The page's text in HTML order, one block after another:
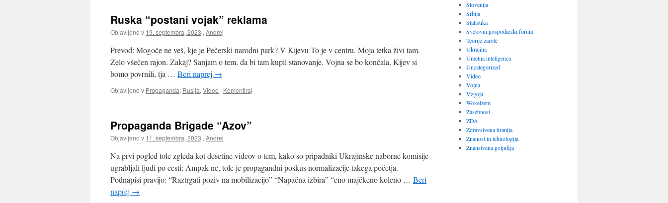
Ruska “postani vojak” reklama
Objavljeno v 19. septembra, 2023 , Andrej
Prevod: Mogoče ne veš, kje je Pečerski narodni park? V Kijevu To je v centru. Moja tetka živi tam.
Zelo všečen rajon. Zakaj? Sanjam o tem, da bi tam kupil stanovanje. Vojna se bo končala, Kijev si
bomo povrnili, tja … Beri naprej →
Objavljeno v Propaganda, Rusija, Video | Komentiraj
Propaganda Brigade “Azov”
Objavljeno v 11. septembra, 2023 , Andrej
Na prvi pogled tole zgleda kot desetine videov o tem, kako so pripadniki Ukrajinske naborne komisije
ugrabljali ljudi po cesti: Ampak ne, tole je propagandni poskus normalizacije takega početja.
Podnapisi pravijo: “Raztrgati poziv na mobilizacijo” “Napačna izbira” “eno majčkeno koleno … Beri
naprej →
Slovenija
Srbija
Statistika
Svetovni gospodarski forum
Teorije zarote
Ukrajina
Umetna inteligenca
Uncategorized
Video
Vojna
Vzgoja
Wokeizem
Zasebnost
ZDA
Zdravstvena tiranija
Znanost in tehnologija
Znanstvena goljufija